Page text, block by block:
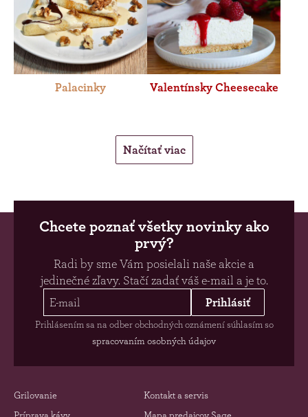
Palacinky Valentínsky Cheesecake
Načítať viac
Chcete poznať všetky novinky ako
prvý?
Radi by sme Vám posielali naše akcie a
jedinečné zľavy. Stačí zadať váš e-mail a je to.
Prihlásiť
Prihlásením sa na odber obchodných oznámení súhlasím so
spracovaním osobných údajov
Grilovanie
Kontakt a servis